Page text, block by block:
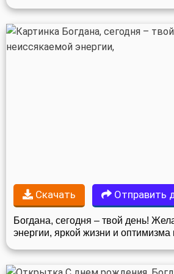
Скачать Отправить
Богдана, сегодня – твой день!
энергии, яркой жизни и